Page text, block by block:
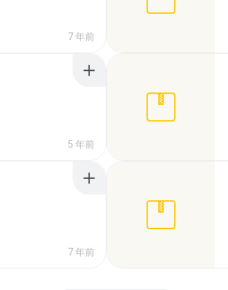
7 年前
5 年前
7 年前